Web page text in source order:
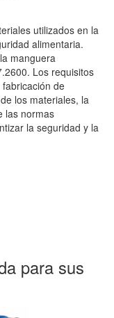
utilizados en la
alimentaria.
manguera
Los requisitos
de
los materiales, la
las normas
la seguridad y la
para sus